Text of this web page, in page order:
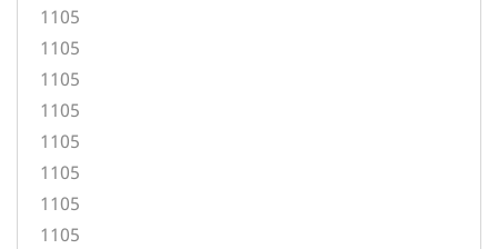
1105
1105
1105
1105
1105
1105
1105
1105